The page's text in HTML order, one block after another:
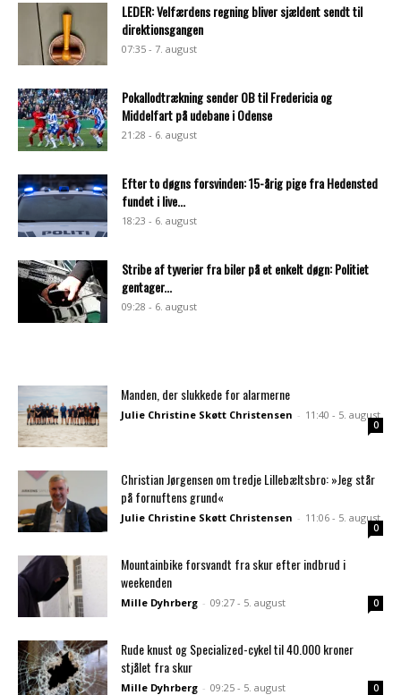
LEDER: Velfærdens regning bliver sjældent sendt til
direktionsgangen
07:35 - 7. august
Pokallodtrækning sender OB til Fredericia og
Middelfart på udebane i Odense
21:28 - 6. august
Efter to døgns forsvinden: 15-årig pige fra Hedensted
fundet i live...
18:23 - 6. august
Stribe af tyverier fra biler på et enkelt døgn: Politiet
gentager...
09:28 - 6. august
Manden, der slukkede for alarmerne
Julie Christine Skøtt Christensen - 11:40 - 5. august
0
Christian Jørgensen om tredje Lillebæltsbro: »Jeg står
på fornuftens grund«
Julie Christine Skøtt Christensen - 11:06 - 5. august
0
Mountainbike forsvandt fra skur efter indbrud i
weekenden
Mille Dyhrberg - 09:27 - 5. august 0
Rude knust og Specialized-cykel til 40.000 kroner
stjålet fra skur
Mille Dyhrberg - 09:25 - 5. august 0